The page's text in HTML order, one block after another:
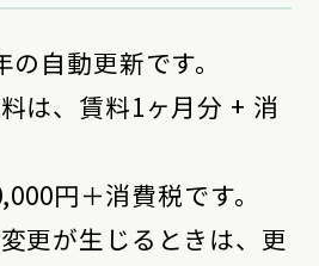
自動更新です。
は、賃料1ヶ月分 + 消
円＋消費税です。
更が生じるときは、更